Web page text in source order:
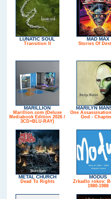
LUNATIC SOUL
Transition II
MAD MAX
Stories Of
MARILLION
Marillion.com (Deluxe
Mediabook Edition 2026 /
3CD+BLU-RAY)
MARILYN
One
God -
METAL CHURCH
Dead To Rights
MODUS
Zrkadlo rokov:
1980-1988